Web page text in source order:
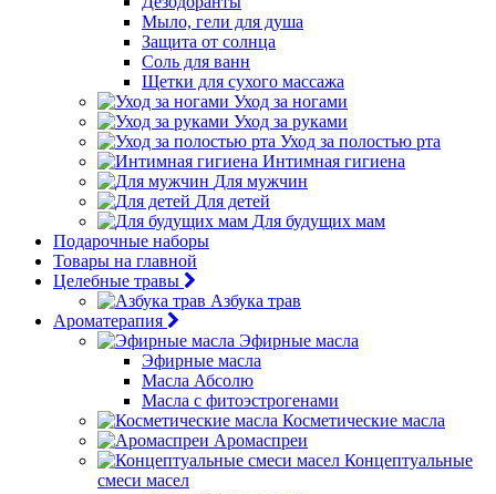
Мыло, гели для душа
Защита от солнца
Соль для ванн
Щетки для сухого массажа
Уход за ногами
Уход за руками
Уход за полостью рта
Интимная гигиена
Для мужчин
Для детей
Для будущих мам
Подарочные наборы
Товары на главной
Целебные травы
Азбука трав
Ароматерапия
Эфирные масла
Эфирные масла
Масла Абсолю
Масла с фитоэстрогенами
Косметические масла
Аромаспреи
Концептуальные
смеси масел